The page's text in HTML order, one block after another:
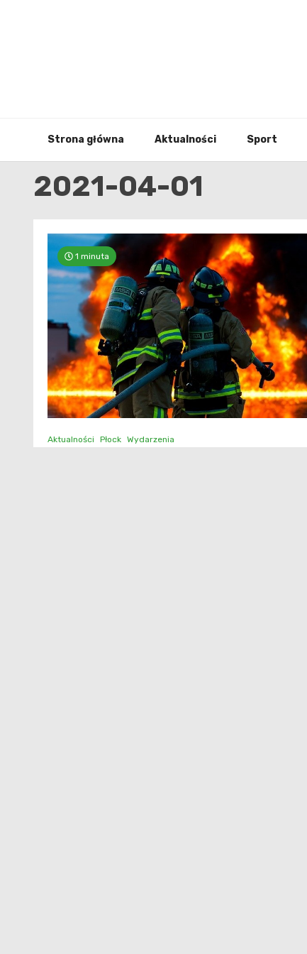
Strona główna Aktualności Sport
2021-04-01
1 minuta
Aktualności Płock Wydarzenia